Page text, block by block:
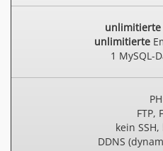
unlimitierte
unlimitierte
1 MySQL-
FTP,
kein SSH,
DDNS